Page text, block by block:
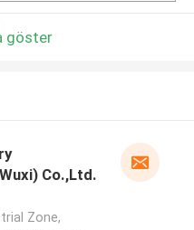
göster
Co.,Ltd.
Zone,